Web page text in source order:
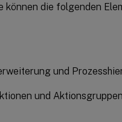
die folgenden
und
und